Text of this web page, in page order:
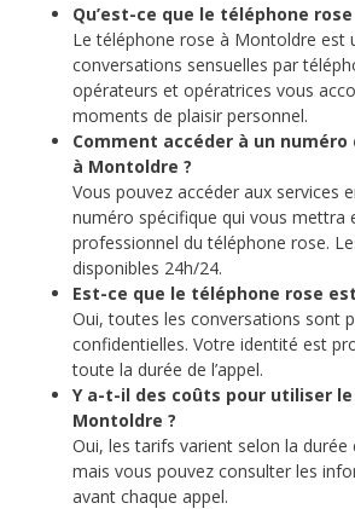
Qu’est-ce que le téléphone
Le téléphone rose à Montoldre est
conversations sensuelles par
opérateurs et opératrices vous
moments de plaisir personnel.
Comment accéder à un
à Montoldre ?
Vous pouvez accéder aux services
numéro spécifique qui vous mettra
professionnel du téléphone rose.
disponibles 24h/24.
Est-ce que le téléphone rose
Oui, toutes les conversations sont
confidentielles. Votre identité est
toute la durée de l’appel.
Y a-t-il des coûts pour utiliser
Montoldre ?
Oui, les tarifs varient selon la durée
mais vous pouvez consulter les
avant chaque appel.